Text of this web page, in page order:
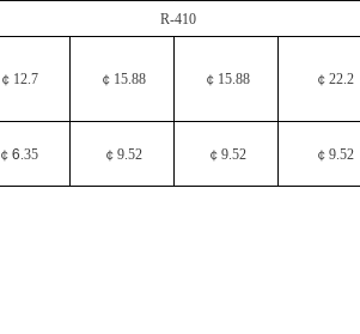
R-410
￠ 12.7 ￠ 15.88 ￠ 15.88 ￠ 22.2
￠6 .35 ￠ 9.52 ￠ 9.52 ￠ 9.52